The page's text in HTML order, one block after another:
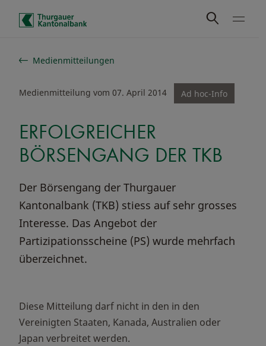
Schnelle Navigation
Medienmitteilungen
Medienmitteilung vom 07. April 2014 Ad hoc-Info
ERFOLGREICHER
BÖRSENGANG DER TKB
Der Börsengang der Thurgauer
Kantonalbank (TKB) stiess auf sehr grosses
Interesse. Das Angebot der
Partizipationsscheine (PS) wurde mehrfach
überzeichnet.
Diese Mitteilung darf nicht in den in den
Vereinigten Staaten, Kanada, Australien oder
Japan verbreitet werden.